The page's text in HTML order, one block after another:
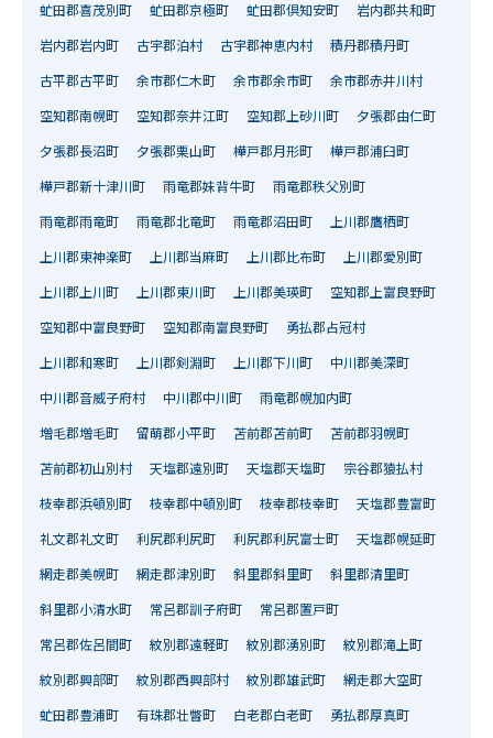
虻田郡喜茂別町 虻田郡京極町 虻田郡倶知安町 岩内郡共和町
岩内郡岩内町 古宇郡泊村 古宇郡神恵内村 積丹郡積丹町
古平郡古平町 余市郡仁木町 余市郡余市町 余市郡赤井川村
空知郡南幌町 空知郡奈井江町 空知郡上砂川町 夕張郡由仁町
夕張郡長沼町 夕張郡栗山町 樺戸郡月形町 樺戸郡浦臼町
樺戸郡新十津川町 雨竜郡妹背牛町 雨竜郡秩父別町
雨竜郡雨竜町 雨竜郡北竜町 雨竜郡沼田町 上川郡鷹栖町
上川郡東神楽町 上川郡当麻町 上川郡比布町 上川郡愛別町
上川郡上川町 上川郡東川町 上川郡美瑛町 空知郡上富良野町
空知郡中富良野町 空知郡南富良野町 勇払郡占冠村
上川郡和寒町 上川郡剣淵町 上川郡下川町 中川郡美深町
中川郡音威子府村 中川郡中川町 雨竜郡幌加内町
増毛郡増毛町 留萌郡小平町 苫前郡苫前町 苫前郡羽幌町
苫前郡初山別村 天塩郡遠別町 天塩郡天塩町 宗谷郡猿払村
枝幸郡浜頓別町 枝幸郡中頓別町 枝幸郡枝幸町 天塩郡豊富町
礼文郡礼文町 利尻郡利尻町 利尻郡利尻富士町 天塩郡幌延町
網走郡美幌町 網走郡津別町 斜里郡斜里町 斜里郡清里町
斜里郡小清水町 常呂郡訓子府町 常呂郡置戸町
常呂郡佐呂間町 紋別郡遠軽町 紋別郡湧別町 紋別郡滝上町
紋別郡興部町 紋別郡西興部村 紋別郡雄武町 網走郡大空町
虻田郡豊浦町 有珠郡壮瞥町 白老郡白老町 勇払郡厚真町